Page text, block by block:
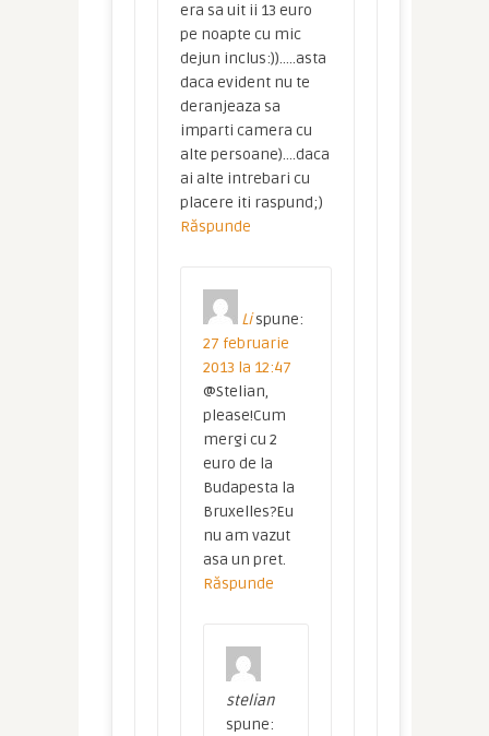
era sa uit ii 13 euro
pe noapte cu mic
dejun inclus:))…..asta
daca evident nu te
deranjeaza sa
imparti camera cu
alte persoane)….daca
ai alte intrebari cu
placere iti raspund;)
Răspunde
Li spune:
27 februarie
2013 la 12:47
@Stelian,
please!Cum
mergi cu 2
euro de la
Budapesta la
Bruxelles?Eu
nu am vazut
asa un pret.
Răspunde
stelian
spune: